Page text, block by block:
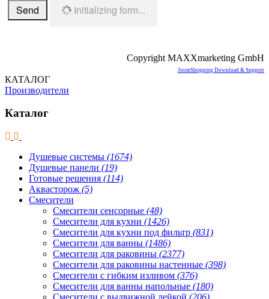
Send Initializing form...
Copyright MAXXmarketing GmbH
JoomShopping Download & Support
КАТАЛОГ
Производители
Каталог
Душевые системы (1674)
Душевые панели (19)
Готовые решения (114)
Аквасторож (5)
Смесители
Смесители сенсорные (48)
Смесители для кухни (1426)
Смесители для кухни под фильтр (831)
Смесители для ванны (1486)
Смесители для раковины (2377)
Смесители для раковины настенные (398)
Смесители с гибким изливом (376)
Смесители для ванны напольные (180)
Смесители с выдвижной лейкой (206)